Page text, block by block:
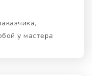
у мастера